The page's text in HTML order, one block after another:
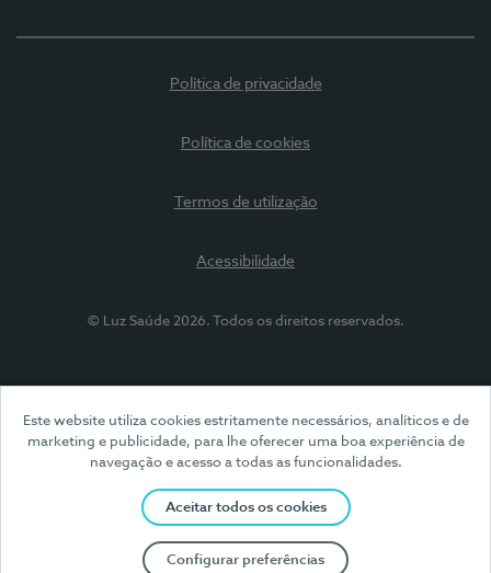
Este website utiliza cookies estritamente necessários, analíticos e de
marketing e publicidade, para lhe oferecer uma boa experiência de
navegação e acesso a todas as funcionalidades.
Aceitar todos os cookies
Configurar preferências
Política de privacidade
Política de cookies
Termos de utilização
Acessibilidade
© Luz Saúde 2026. Todos os direitos reservados.